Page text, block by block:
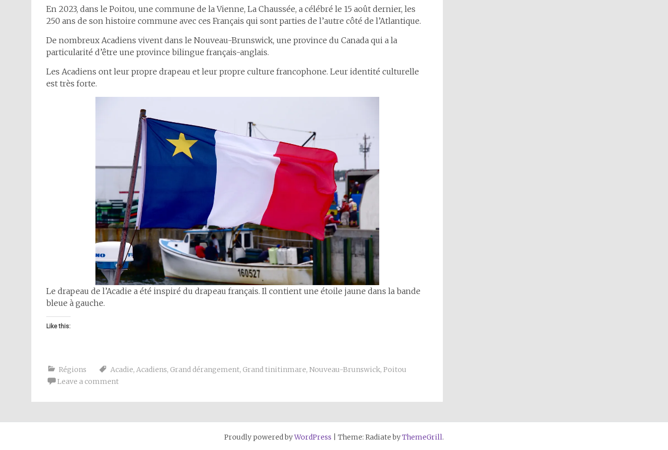
En 2023, dans le Poitou, une commune de la Vienne, La Chaussée, a célébré le 15 août dernier, les
250 ans de son histoire commune avec ces Français qui sont parties de l’autre côté de l’Atlantique.
De nombreux Acadiens vivent dans le Nouveau-Brunswick, une province du Canada qui a la
particularité d’être une province bilingue français-anglais.
Les Acadiens ont leur propre drapeau et leur propre culture francophone. Leur identité culturelle
est très forte.
Le drapeau de l’Acadie a été inspiré du drapeau français. Il contient une étoile jaune dans la bande
bleue à gauche.
Like this:
Régions Acadie, Acadiens, Grand dérangement, Grand tinitinmare, Nouveau-Brunswick, Poitou
Leave a comment
Proudly powered byWordPress Theme: Radiate byThemeGrill.